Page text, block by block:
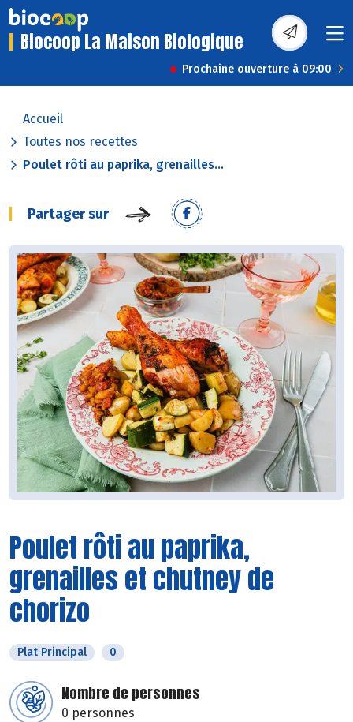
Biocoop La Maison Biologique
Prochaine ouverture à 09:00
Accueil
Toutes nos recettes
Poulet rôti au paprika, grenailles...
Partager sur
Poulet rôti au paprika,
grenailles et chutney de
chorizo
Plat Principal 0
Nombre de personnes
0 personnes